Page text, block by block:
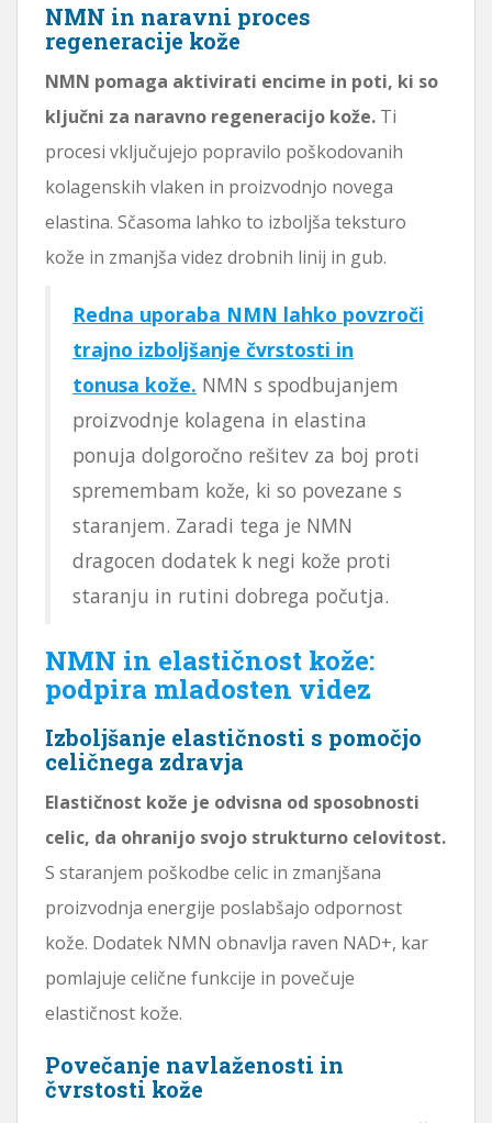
NMN in naravni proces
regeneracije kože
NMN pomaga aktivirati encime in poti, ki so
ključni za naravno regeneracijo kože. Ti
procesi vključujejo popravilo poškodovanih
kolagenskih vlaken in proizvodnjo novega
elastina. Sčasoma lahko to izboljša teksturo
kože in zmanjša videz drobnih linij in gub.
Redna uporaba NMN lahko povzroči
trajno izboljšanje čvrstosti in
tonusa kože. NMN s spodbujanjem
proizvodnje kolagena in elastina
ponuja dolgoročno rešitev za boj proti
spremembam kože, ki so povezane s
staranjem. Zaradi tega je NMN
dragocen dodatek k negi kože proti
staranju in rutini dobrega počutja.
NMN in elastičnost kože:
podpira mladosten videz
Izboljšanje elastičnosti s pomočjo
celičnega zdravja
Elastičnost kože je odvisna od sposobnosti
celic, da ohranijo svojo strukturno celovitost.
S staranjem poškodbe celic in zmanjšana
proizvodnja energije poslabšajo odpornost
kože. Dodatek NMN obnavlja raven NAD+, kar
pomlajuje celične funkcije in povečuje
elastičnost kože.
Povečanje navlaženosti in
čvrstosti kože